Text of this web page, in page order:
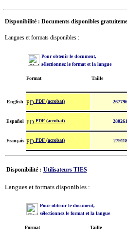
Disponibilité : Documents disponibles
Langues et formats disponibles :
Pour obtenir le document,
sélectionnez le format et la langue
Format Taille
English PDF (acrobat)
Español PDF (acrobat)
Français PDF (acrobat)
Disponibilité : Utilisateurs TIES
Langues et formats disponibles :
Pour obtenir le document,
sélectionnez le format et la langue
Format Taille